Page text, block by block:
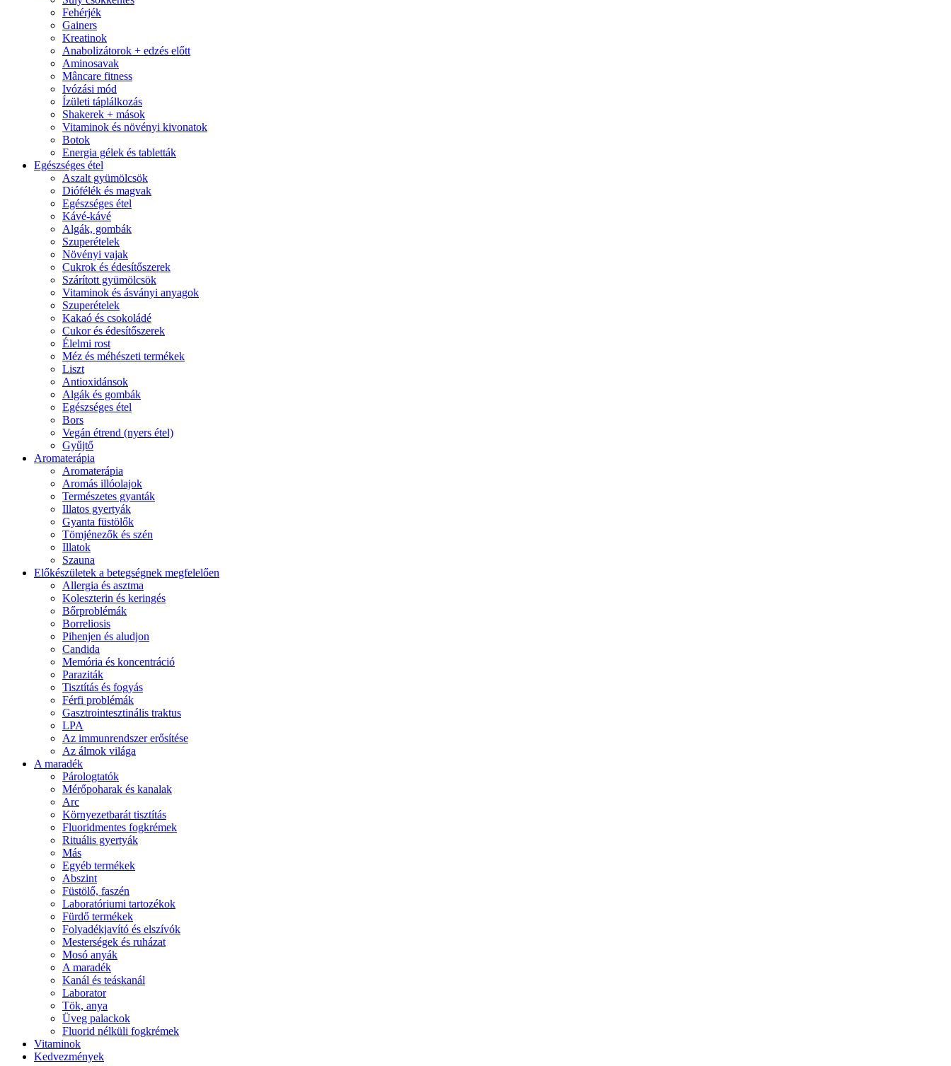
Fehérjék
Gainers
Kreatinok
Anabolizátorok + edzés előtt
Aminosavak
Mâncare fitness
Ivózási mód
Ízületi táplálkozás
Shakerek + mások
Vitaminok és növényi kivonatok
Botok
Energia gélek és tabletták
Egészséges étel
Aszalt gyümölcsök
Diófélék és magvak
Egészséges étel
Kávé-kávé
Algák, gombák
Szuperételek
Növényi vajak
Cukrok és édesítőszerek
Szárított gyümölcsök
Vitaminok és ásványi anyagok
Szuperételek
Kakaó és csokoládé
Cukor és édesítőszerek
Élelmi rost
Méz és méhészeti termékek
Liszt
Antioxidánsok
Algák és gombák
Egészséges étel
Bors
Vegán étrend (nyers étel)
Gyűjtő
Aromaterápia
Aromaterápia
Aromás illóolajok
Természetes gyanták
Illatos gyertyák
Gyanta füstölők
Tömjénezők és szén
Illatok
Szauna
Előkészületek a betegségnek megfelelően
Allergia és asztma
Koleszterin és keringés
Bőrproblémák
Borreliosis
Pihenjen és aludjon
Candida
Memória és koncentráció
Paraziták
Tisztítás és fogyás
Férfi problémák
Gasztrointesztinális traktus
LPA
Az immunrendszer erősítése
Az álmok világa
A maradék
Párologtatók
Mérőpoharak és kanalak
Arc
Környezetbarát tisztítás
Fluoridmentes fogkrémek
Rituális gyertyák
Más
Egyéb termékek
Abszint
Füstölő, faszén
Laboratóriumi tartozékok
Fürdő termékek
Folyadékjavító és elszívók
Mesterségek és ruházat
Mosó anyák
A maradék
Kanál és teáskanál
Laborator
Tök, anya
Üveg palackok
Fluorid nélküli fogkrémek
Vitaminok
Kedvezmények